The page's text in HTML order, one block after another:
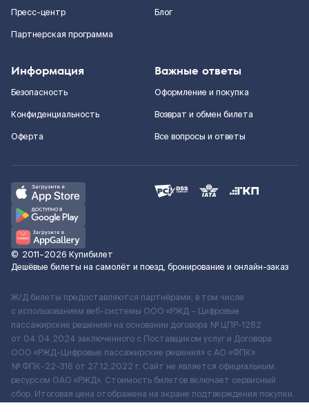
Пресс-центр
Партнерская программа
Блог
Информация
Безопасность
Конфиденциальность
Оферта
Важные ответы
Оформление и покупка
Возврат и обмен билета
Все вопросы и ответы
© 2011–2026 Купибилет
Дешёвые билеты на самолёт и поезд, бронирование и онлайн-заказ
Ж/Д билеты предоставляются партнёрами, в том числе
с использованием веб-системы ООО «РЖД – Цифровые
пассажирские решения» на основании договора № ЦПР-1282
от 04.04.2024 заключенного с Поставщиком услуг и Договора
ООО «РЖД-Цифровые пассажирские решения» c АО «ФПК»
№ ФПК-22-316 от 27.12.2022 г. Сайт не является официальным
ресурсом ОАО «РЖД». Стоимость билетов включает сервисный
сбор. Итоговая цена отображена на экране подтверждения покупки.